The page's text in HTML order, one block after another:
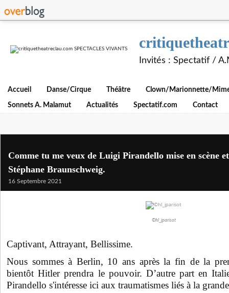
Invités : Spectatif /
Accueil Danse/Cirque Théâtre Clown/Marionnette/
Sonnets A. Malamut Actualités Spectatif.com Contact
Comme tu me veux de Luigi Pirandello mise en scène
Stéphane Braunschweig.
16 Septembre 2021
©hl_jparisot
Captivant, Attrayant, Bellissime.
Nous sommes à Berlin, 10 ans après la fin de la
bientôt Hitler prendra le pouvoir. D’autre part en
Pirandello s'intéresse ici aux traumatismes liés à la